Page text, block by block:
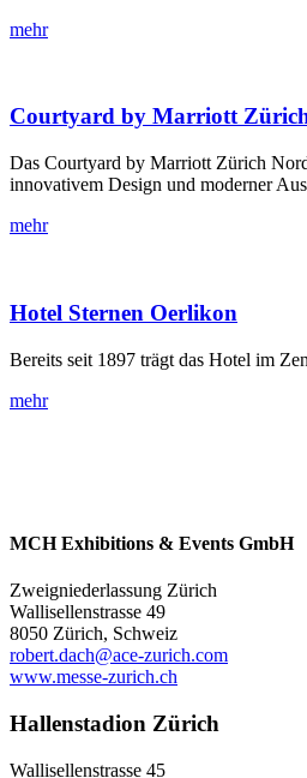
mehr
Courtyard by Marriott
Das Courtyard by Marriott Zürich
innovativem Design und moderner
mehr
Hotel Sternen Oerlikon
Bereits seit 1897 trägt das Hotel im
mehr
MCH Exhibitions & Events GmbH
Zweigniederlassung Zürich
Wallisellenstrasse 49
8050 Zürich, Schweiz
robert.dach@ace-zurich.com
www.messe-zurich.ch
Hallenstadion Zürich
Wallisellenstrasse 45